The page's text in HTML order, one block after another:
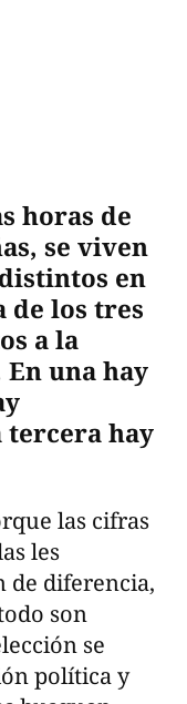
horas de
se viven
en
de los tres
a la
una hay
tercera hay
las cifras
les
de diferencia,
son
se
política y